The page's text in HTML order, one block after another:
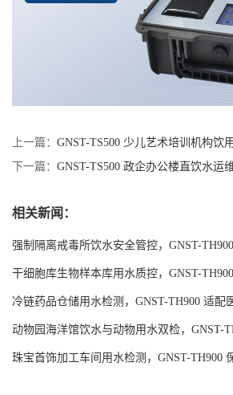
上一篇： GNST-TS500 少儿艺术培训机构饮
下一篇： GNST-TS500 政企办公楼直饮水运
相关新闻：
强制隔离戒毒所饮水安全管控，GNST-
求
干细胞库生物样本库用水质控，GNST-
全
冷链药品仓储用水检测，GNST-TH900 适配
动物园海洋馆饮水与动物用水双检，GNST-
水安全
珠宝首饰加工车间用水检测，GNST-TH900